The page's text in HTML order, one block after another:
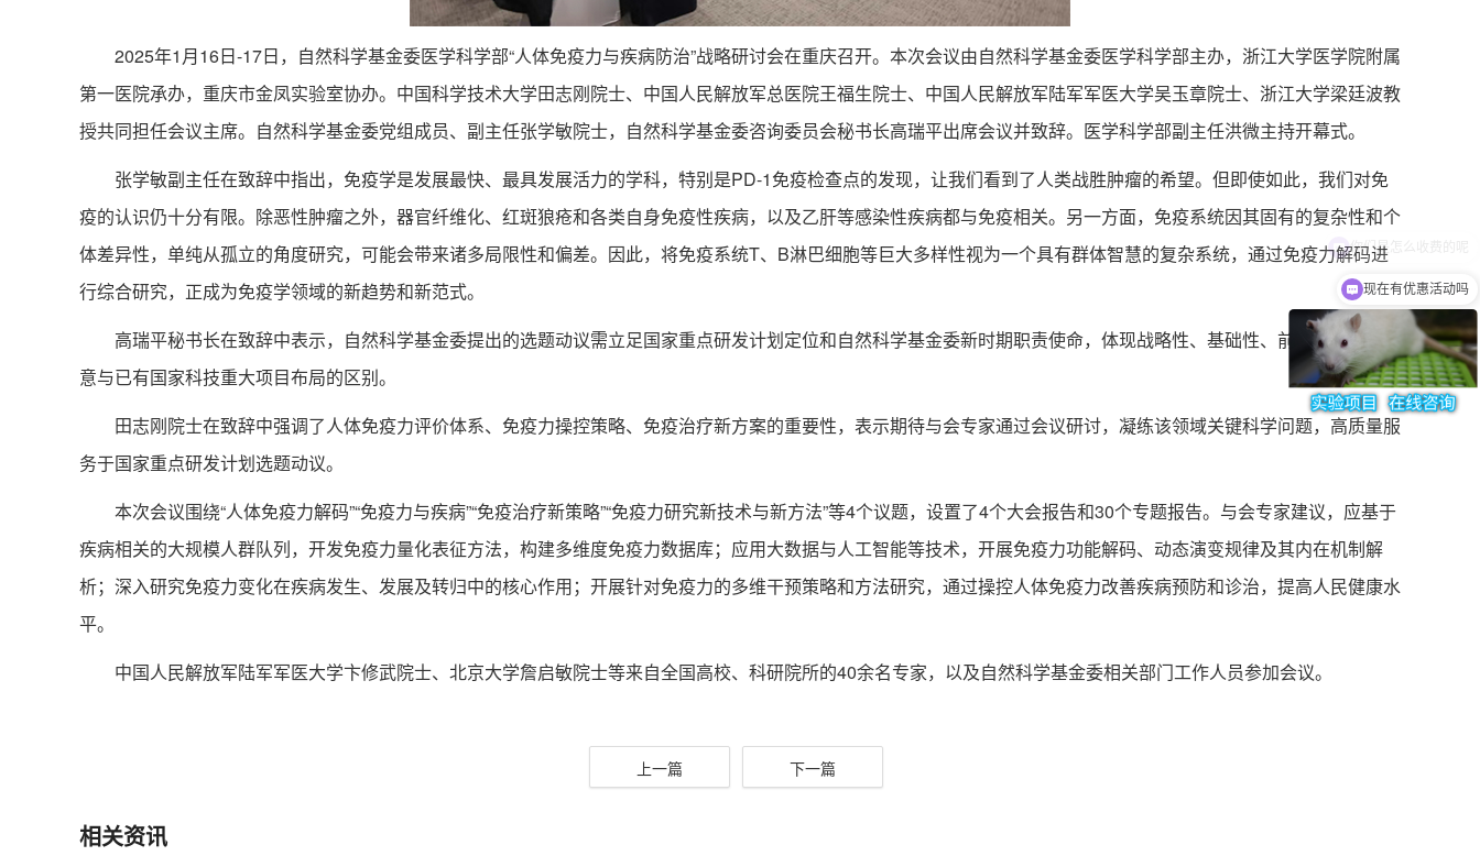
2025年1月16日-17日，自然科学基金委医学科学部“人体免疫力与疾病防治”战略研讨会在重庆召开。本次会议由自然科学基金委医学科学部主办，浙江大学医学院附属
第一医院承办，重庆市金凤实验室协办。中国科学技术大学田志刚院士、中国人民解放军总医院王福生院士、中国人民解放军陆军军医大学吴玉章院士、浙江大学梁廷波教
授共同担任会议主席。自然科学基金委党组成员、副主任张学敏院士，自然科学基金委咨询委员会秘书长高瑞平出席会议并致辞。医学科学部副主任洪微主持开幕式。
张学敏副主任在致辞中指出，免疫学是发展最快、最具发展活力的学科，特别是PD-1免疫检查点的发现，让我们看到了人类战胜肿瘤的希望。但即使如此，我们对免
疫的认识仍十分有限。除恶性肿瘤之外，器官纤维化、红斑狼疮和各类自身免疫性疾病，以及乙肝等感染性疾病都与免疫相关。另一方面，免疫系统因其固有的复杂性和个
体差异性，单纯从孤立的角度研究，可能会带来诸多局限性和偏差。因此，将免疫系统T、B淋巴细胞等巨大多样性视为一个具有群体智慧的复杂系统，通过免疫力解码进
行综合研究，正成为免疫学领域的新趋势和新范式。
高瑞平秘书长在致辞中表示，自然科学基金委提出的选题动议需立足国家重点研发计划定位和自然科学基金委新时期职责使命，体现战略性、基础性、前瞻性，并应注
意与已有国家科技重大项目布局的区别。
田志刚院士在致辞中强调了人体免疫力评价体系、免疫力操控策略、免疫治疗新方案的重要性，表示期待与会专家通过会议研讨，凝练该领域关键科学问题，高质量服
务于国家重点研发计划选题动议。
本次会议围绕“人体免疫力解码”“免疫力与疾病”“免疫治疗新策略”“免疫力研究新技术与新方法”等4个议题，设置了4个大会报告和30个专题报告。与会专家建议，应基于
疾病相关的大规模人群队列，开发免疫力量化表征方法，构建多维度免疫力数据库；应用大数据与人工智能等技术，开展免疫力功能解码、动态演变规律及其内在机制解
析；深入研究免疫力变化在疾病发生、发展及转归中的核心作用；开展针对免疫力的多维干预策略和方法研究，通过操控人体免疫力改善疾病预防和诊治，提高人民健康水
平。
中国人民解放军陆军军医大学卞修武院士、北京大学詹启敏院士等来自全国高校、科研院所的40余名专家，以及自然科学基金委相关部门工作人员参加会议。
上一篇 下一篇
相关资讯
现在有优惠活动吗